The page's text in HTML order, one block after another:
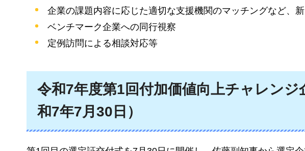
企業の課題内容に応じた適切な支援機関のマッチングなど、
ベンチマーク企業への同行視察
定例訪問による相談対応等
令和7年度第1回付加価値向上チャレンジ
和7年7月30日）